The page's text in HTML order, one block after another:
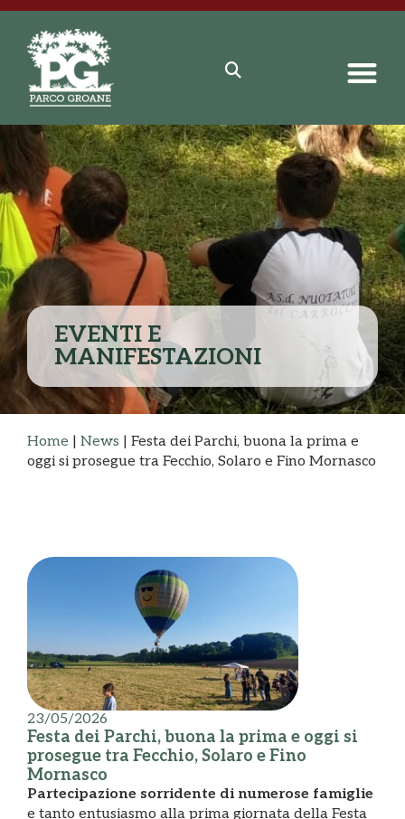
EVENTI E
MANIFESTAZIONI
Home | News | Festa dei Parchi, buona la prima e
oggi si prosegue tra Fecchio, Solaro e Fino Mornasco
23/05/2026
Festa dei Parchi, buona la prima e oggi si
prosegue tra Fecchio, Solaro e Fino
Mornasco
Partecipazione sorridente di numerose famiglie
e tanto entusiasmo alla prima giornata della Festa